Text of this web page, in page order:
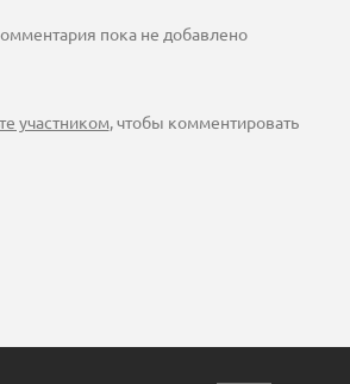
пока не добавлено
участником, чтобы комментировать